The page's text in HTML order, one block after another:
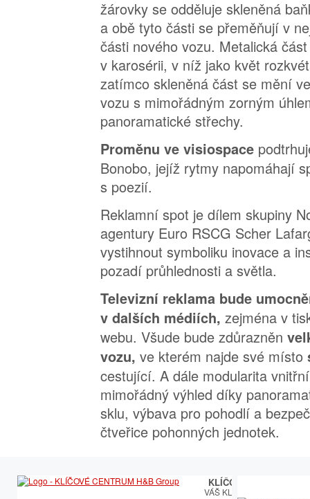
žárovky se odděluje skleněná
a obě tyto části se přeměňují v
části nového vozu. Metalická
v karosérii, v níž jako květ
zatímco skleněná část se mění
vozu s mimořádným zorným
panoramatické střechy.
Proměnu ve visiospace
Bonobo, jejíž rytmy napomáhají
s poezií.
Reklamní spot je dílem skupiny
agentury Euro RSCG Scher
vystihnout symboliku inovace a
pozadí průhlednosti a světla.
Televizní reklama bude
v dalších médiích, zejména v
webu. Všude bude zdůrazněn
vozu, ve kterém najde své místo
cestující. A dále modularita
mimořádný výhled díky
sklu, výbava pro pohodlí a
čtveřice pohonných jednotek.
KLÍČOVÉ CENTRUM
VÁŠ KLÍČOVÝ PARTNER